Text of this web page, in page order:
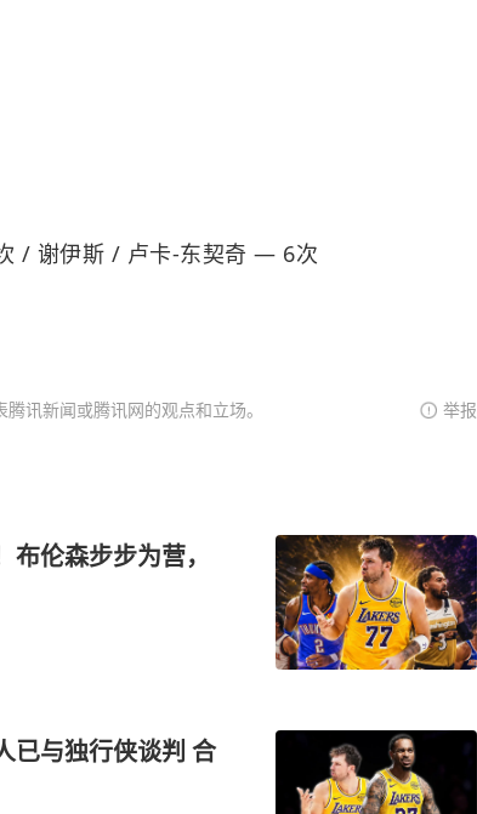
/ 谢伊斯 / 卢卡-东契奇 — 6次
讯新闻或腾讯网的观点和立场。 举报
伦森步步为营，
已与独行侠谈判 合